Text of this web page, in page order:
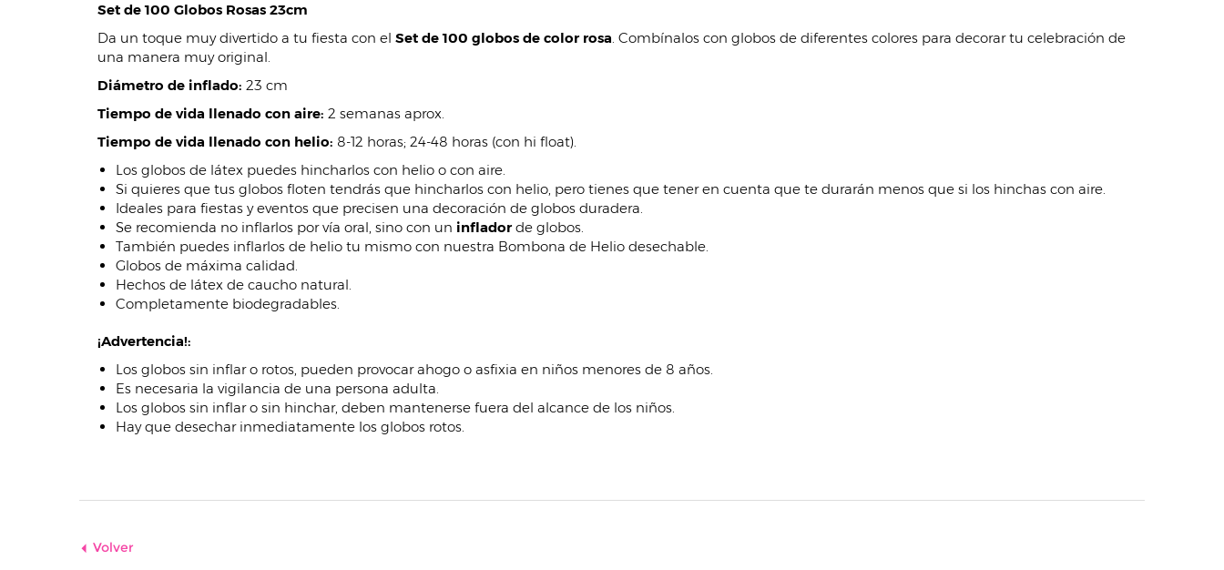
Set de 100 Globos Rosas 23cm
Da un toque muy divertido a tu fiesta con el Set de 100 globos de color rosa. Combínalos con globos de diferentes colores para decorar tu celebración de
una manera muy original.
Diámetro de inflado: 23 cm
Tiempo de vida llenado con aire: 2 semanas aprox.
Tiempo de vida llenado con helio: 8-12 horas; 24-48 horas (con hi float).
Los globos de látex puedes hincharlos con helio o con aire.
Si quieres que tus globos floten tendrás que hincharlos con helio, pero tienes que tener en cuenta que te durarán menos que si los hinchas con aire.
Ideales para fiestas y eventos que precisen una decoración de globos duradera.
Se recomienda no inflarlos por vía oral, sino con un inflador de globos.
También puedes inflarlos de helio tu mismo con nuestra Bombona de Helio desechable.
Globos de máxima calidad.
Hechos de látex de caucho natural.
Completamente biodegradables.
¡Advertencia!:
Los globos sin inflar o rotos, pueden provocar ahogo o asfixia en niños menores de 8 años.
Es necesaria la vigilancia de una persona adulta.
Los globos sin inflar o sin hinchar, deben mantenerse fuera del alcance de los niños.
Hay que desechar inmediatamente los globos rotos.
Volver